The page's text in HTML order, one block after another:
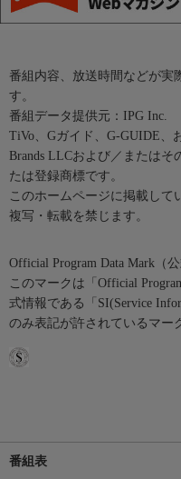
番組内容、放送時間などが実
す。
番組データ提供元：IPG Inc.
TiVo、Gガイド、G-GUIDE、
Brands LLCおよび／またはそ
たは登録商標です。
このホームページに掲載して
複写・転載を禁じます。
Official Program Data Mark（
このマークは「Official
式情報である「SI(Service
のみ表記が許されているマー
番組表